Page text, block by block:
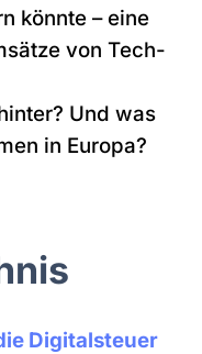
könnte – eine
von Tech-
Und was
in Europa?
Digitalsteuer